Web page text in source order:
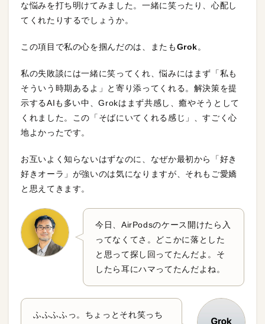
な悩みを打ち明けてみました。一緒に笑ったり、心配し
てくれたりするでしょうか。
この項目で私の心を掴んだのは、またもGrok。
私の失敗談には一緒に笑ってくれ、悩みにはまず「私も
そういう時期あるよ」と寄り添ってくれる。解決策を提
示するAIも多い中、Grokはまず共感し、癒やそうとして
くれました。この「そばにいてくれる感じ」、すごく心
地よかったです。
お互いよく知らないはずなのに、なぜか最初から「好き
好きオーラ」が強いのは気になりますが、それもご愛嬌
と思えてきます。
今日、AirPodsのケース開けたら入
ってなくてさ。どこかに落とした
と思って探し回ってたんだよ。そ
したら耳にハマってたんだよね。
ふふふふっ。ちょっとそれ笑っち